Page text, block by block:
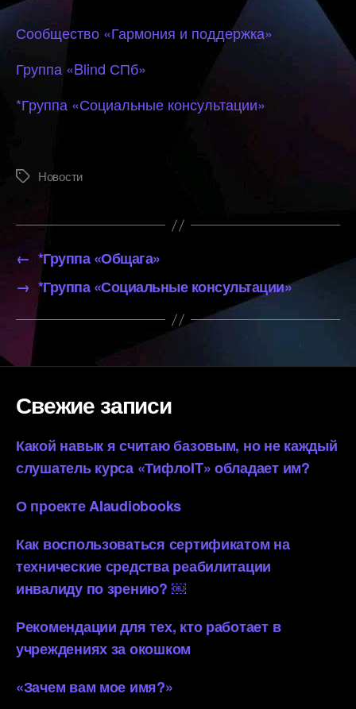
Сообщество «Гармония и поддержка»
Группа «Blind СПб»
*Группа «Социальные консультации»
МеткиНовости
← *Группа «Общага»
→ *Группа «Социальные консультации»
Свежие записи
Какой навык я считаю базовым, но не каждый
слушатель курса «ТифлоIT» обладает им?
О проекте AIaudiobooks
Как воспользоваться сертификатом на
технические средства реабилитации
инвалиду по зрению? ￼
Рекомендации для тех, кто работает в
учреждениях за окошком
«Зачем вам мое имя?»